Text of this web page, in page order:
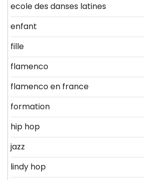
ecole des danses latines
enfant
fille
flamenco
flamenco en france
formation
hip hop
jazz
lindy hop